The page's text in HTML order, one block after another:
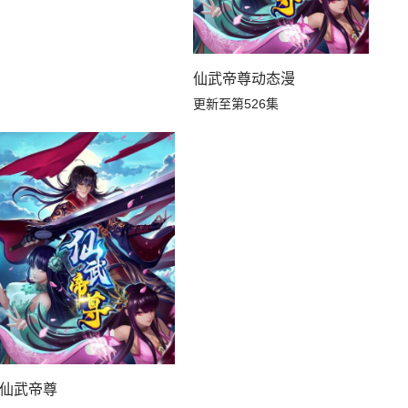
仙武帝尊动态漫
更新至第526集
武帝尊